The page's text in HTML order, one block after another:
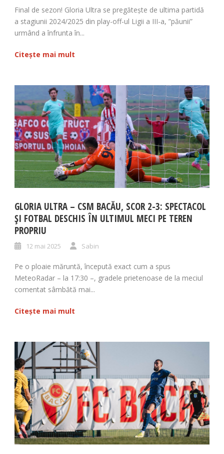
Final de sezon! Gloria Ultra se pregătește de ultima partidă
a stagiunii 2024/2025 din play-off-ul Ligii a III-a, ”păunii”
urmând a înfrunta în...
Citește mai mult
GLORIA ULTRA – CSM BACĂU, SCOR 2-3: SPECTACOL
ȘI FOTBAL DESCHIS ÎN ULTIMUL MECI PE TEREN
PROPRIU
12 mai 2025 Sabin
Pe o ploaie măruntă, începută exact cum a spus
MeteoRadar – la 17:30 –, gradele prietenoase de la meciul
comentat sâmbătă mai...
Citește mai mult